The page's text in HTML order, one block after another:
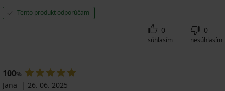
Tento produkt odporúčam
0
súhlasím
0
nesúhlasím
100%
Jana
26. 06. 2025